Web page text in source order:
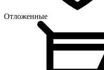
Отложенные